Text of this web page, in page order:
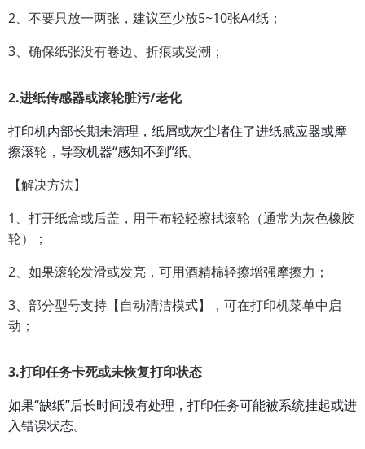
2、不要只放一两张，建议至少放5~10张A4纸；
3、确保纸张没有卷边、折痕或受潮；
2.进纸传感器或滚轮脏污/老化
打印机内部长期未清理，纸屑或灰尘堵住了进纸感应器或摩
擦滚轮，导致机器“感知不到”纸。
【解决方法】
1、打开纸盒或后盖，用干布轻轻擦拭滚轮（通常为灰色橡胶
轮）；
2、如果滚轮发滑或发亮，可用酒精棉轻擦增强摩擦力；
3、部分型号支持【自动清洁模式】，可在打印机菜单中启
动；
3.打印任务卡死或未恢复打印状态
如果“缺纸”后长时间没有处理，打印任务可能被系统挂起或进
入错误状态。